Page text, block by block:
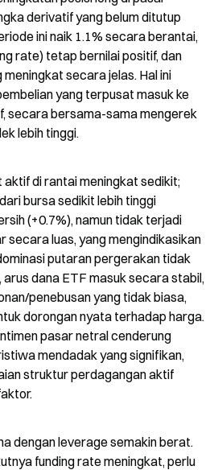
derivatif yang belum ditutup
ini naik 1.1% secara berantai,
rate) tetap bernilai positif, dan
secara jelas. Hal ini
yang terpusat masuk ke
secara bersama-sama mengerek
lebih tinggi.
aktif di rantai meningkat sedikit;
bursa sedikit lebih tinggi
(+0.7%), namun tidak terjadi
secara luas, yang mengindikasikan
putaran pergerakan tidak
arus dana ETF masuk secara stabil,
penebusan yang tidak biasa,
dorongan nyata terhadap harga.
pasar netral cenderung
mendadak yang signifikan,
struktur perdagangan aktif
dengan leverage semakin berat.
funding rate meningkat, perlu